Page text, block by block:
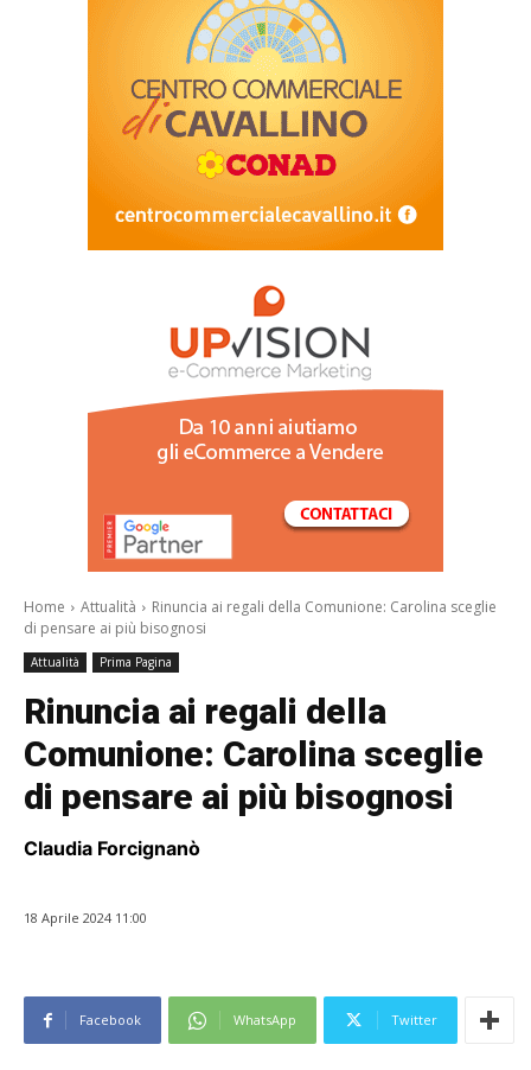
Home
Attualità
Rinuncia ai regali della Comunione: Carolina sceglie
di pensare ai più bisognosi
Attualità Prima Pagina
Rinuncia ai regali della
Comunione: Carolina sceglie
di pensare ai più bisognosi
Claudia Forcignanò
18 Aprile 2024 11:00
Facebook WhatsApp Twitter